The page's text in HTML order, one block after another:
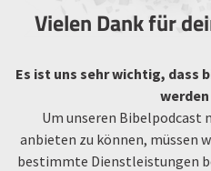
Vielen Dank für
Es ist uns sehr wichtig,
Um unseren Bibelpodcast
anbieten zu können, müssen
bestimmte Dienstleistungen